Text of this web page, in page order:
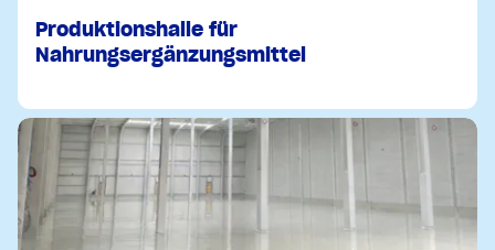
Produktionshalle für
Nahrungsergänzungsmittel